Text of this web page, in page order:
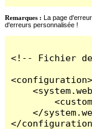
Remarques : La page
d'erreurs personnalisée !
<!-- Fichier de
<configuration>
</
</